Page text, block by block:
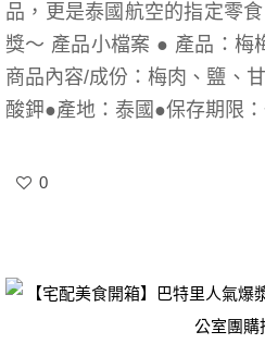
品，更是泰國航空的指定零
獎～ 產品小檔案 ● 產品：梅
商品內容/成份：梅肉、鹽、
酸鉀●產地：泰國●保存期限
0